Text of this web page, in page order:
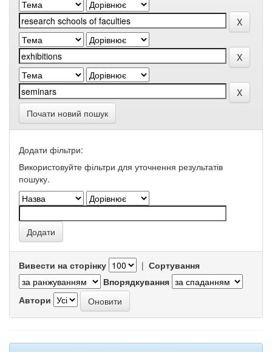
Почати новий пошук
Додати фільтри:
Використовуйте фільтри для уточнення результатів
пошуку.
Вивести на сторінку | Сортування
Впорядкування
Автори